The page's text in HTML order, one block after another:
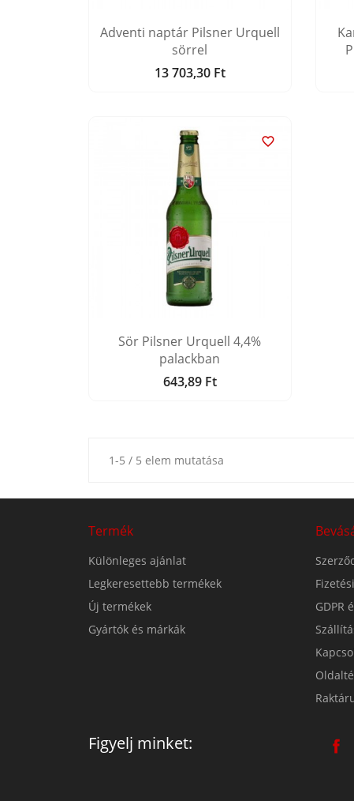
Adventi naptár Pilsner Urquell
sörrel
Ár
13 703,30 Ft

Sör Pilsner Urquell 4,4%
palackban
Ár
643,89 Ft
1-5 / 5 elem mutatása
Termék
Különleges ajánlat
Legkeresettebb termékek
Új termékek
Gyártók és márkák
GDPR
Figyelj minket: